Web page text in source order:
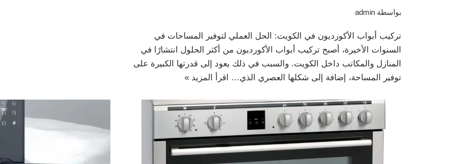
بواسطة admin
تركيب أبواب الأكورديون في الكويت: الحل العملي لتوفير المساحات في
السنوات الأخيرة، أصبح تركيب أبواب الأكورديون من أكثر الحلول انتشارًا في
المنازل والمكاتب داخل الكويت. والسبب في ذلك يعود إلى قدرتها الكبيرة على
توفير المساحة، إضافة إلى شكلها العصري الذي…
اقرأ المزيد »